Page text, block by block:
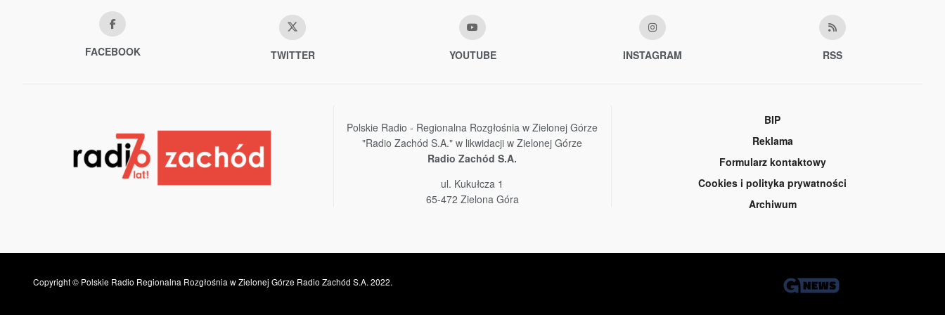
FACEBOOK TWITTER YOUTUBE INSTAGRAM RSS
Polskie Radio - Regionalna Rozgłośnia w Zielonej Górze
"Radio Zachód S.A." w likwidacji w Zielonej Górze
Radio Zachód S.A.
ul. Kukułcza 1
65-472 Zielona Góra
BIP
Reklama
Formularz kontaktowy
Cookies i polityka prywatności
Archiwum
Copyright © Polskie Radio Regionalna Rozgłośnia w Zielonej Górze Radio Zachód S.A. 2022.